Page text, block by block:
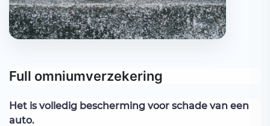
Full omniumverzekering
Het is volledig bescherming voor schade van een
auto.